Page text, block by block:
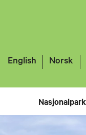
English Norsk